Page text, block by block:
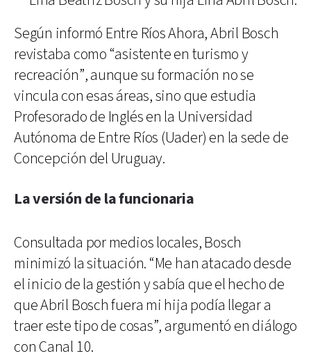
Según informó Entre Ríos Ahora, Abril Bosch
revistaba como “asistente en turismo y
recreación”, aunque su formación no se
vincula con esas áreas, sino que estudia
Profesorado de Inglés en la Universidad
Autónoma de Entre Ríos (Uader) en la sede de
Concepción del Uruguay.
La versión de la funcionaria
Consultada por medios locales, Bosch
minimizó la situación. “Me han atacado desde
el inicio de la gestión y sabía que el hecho de
que Abril Bosch fuera mi hija podía llegar a
traer este tipo de cosas”, argumentó en diálogo
con Canal 10.